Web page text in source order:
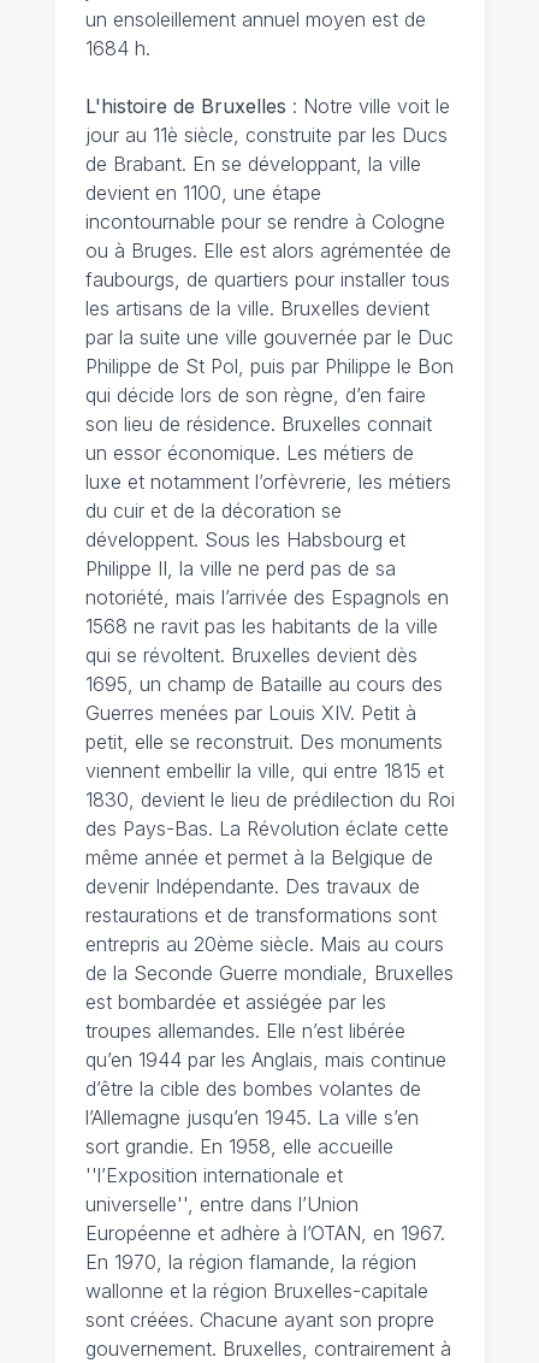
un ensoleillement annuel moyen est de
1684 h.
L'histoire de Bruxelles : Notre ville voit le
jour au 11è siècle, construite par les Ducs
de Brabant. En se développant, la ville
devient en 1100, une étape
incontournable pour se rendre à Cologne
ou à Bruges. Elle est alors agrémentée de
faubourgs, de quartiers pour installer tous
les artisans de la ville. Bruxelles devient
par la suite une ville gouvernée par le Duc
Philippe de St Pol, puis par Philippe le Bon
qui décide lors de son règne, d’en faire
son lieu de résidence. Bruxelles connait
un essor économique. Les métiers de
luxe et notamment l’orfèvrerie, les métiers
du cuir et de la décoration se
développent. Sous les Habsbourg et
Philippe II, la ville ne perd pas de sa
notoriété, mais l’arrivée des Espagnols en
1568 ne ravit pas les habitants de la ville
qui se révoltent. Bruxelles devient dès
1695, un champ de Bataille au cours des
Guerres menées par Louis XIV. Petit à
petit, elle se reconstruit. Des monuments
viennent embellir la ville, qui entre 1815 et
1830, devient le lieu de prédilection du Roi
des Pays-Bas. La Révolution éclate cette
même année et permet à la Belgique de
devenir Indépendante. Des travaux de
restaurations et de transformations sont
entrepris au 20ème siècle. Mais au cours
de la Seconde Guerre mondiale, Bruxelles
est bombardée et assiégée par les
troupes allemandes. Elle n’est libérée
qu’en 1944 par les Anglais, mais continue
d’être la cible des bombes volantes de
l’Allemagne jusqu’en 1945. La ville s’en
sort grandie. En 1958, elle accueille
''l’Exposition internationale et
universelle'', entre dans l’Union
Européenne et adhère à l’OTAN, en 1967.
En 1970, la région flamande, la région
wallonne et la région Bruxelles-capitale
sont créées. Chacune ayant son propre
gouvernement. Bruxelles, contrairement à